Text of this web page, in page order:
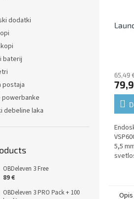
dodatki
baterij
postaja
debeline laka
OBDeleven 3 Free
89 €
OBDeleven 3 PRO Pack + 100
65,49
5,5
Opis